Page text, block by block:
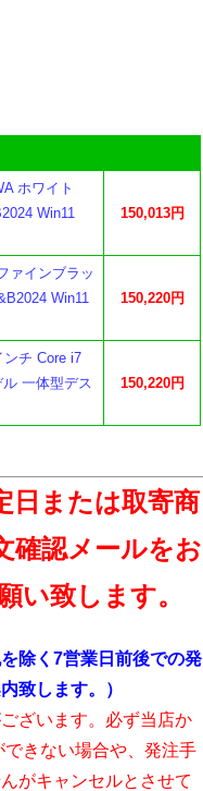
ホワイト
Win11
150,013円
ァインブラッ
Win11
150,220円
ンチ Core i7
一体型デス
150,220円
日または取寄商
確認メールをお
い致します。
除く7営業日前後での発
致します。）
ざいます。必ず当店か
きない場合や、発注手
がキャンセルとさせて